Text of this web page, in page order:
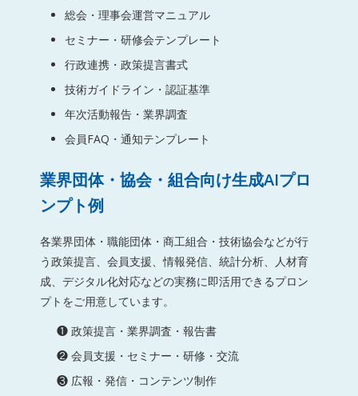
総会・理事会運営マニュアル
セミナー・研修会テンプレート
行政連携・政策提言書式
技術ガイドライン・認証基準
年次活動報告・業界調査
会員FAQ・通知テンプレート
業界団体・協会・組合向け生成AIプロ
ンプト例
各業界団体・職能団体・商工組合・技術協会などが行
う政策提言、会員支援、情報発信、統計分析、人材育
成、デジタル化対応などの実務に即活用できるプロン
プトをご用意しています。
❶ 政策提言・業界調査・報告書
❷ 会員支援・セミナー・研修・交流
❸ 広報・発信・コンテンツ制作